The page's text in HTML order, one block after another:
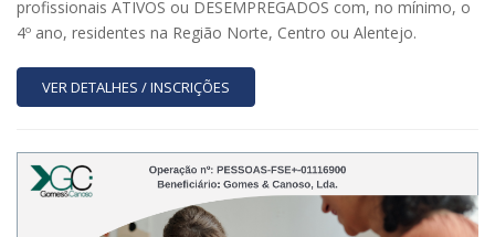
profissionais ATIVOS ou DESEMPREGADOS com, no mínimo, o
4º ano, residentes na Região Norte, Centro ou Alentejo.
VER DETALHES / INSCRIÇÕES